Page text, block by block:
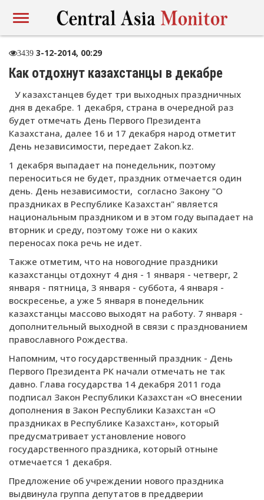
3439 3-12-2014, 00:29
Как отдохнут казахстанцы в декабре
У казахстанцев будет три выходных праздничных
дня в декабре. 1 декабря, страна в очередной раз
будет отмечать День Первого Президента
Казахстана, далее 16 и 17 декабря народ отметит
День независимости, передает Zakon.kz.
1 декабря выпадает на понедельник, поэтому
переноситься не будет, праздник отмечается один
день. День независимости, согласно Закону "О
праздниках в Республике Казахстан" является
национальным праздником и в этом году выпадает на
вторник и среду, поэтому тоже ни о каких
переносах пока речь не идет.
Также отметим, что на новогодние праздники
казахстанцы отдохнут 4 дня - 1 января - четверг, 2
января - пятница, 3 января - суббота, 4 января -
воскресенье, а уже 5 января в понедельник
казахстанцы массово выходят на работу. 7 января -
дополнительный выходной в связи с празднованием
православного Рождества.
Напомним, что государственный праздник - День
Первого Президента РК начали отмечать не так
давно. Глава государства 14 декабря 2011 года
подписал Закон Республики Казахстан «О внесении
дополнения в Закон Республики Казахстан «О
праздниках в Республике Казахстан», который
предусматривает установление нового
государственного праздника, который отныне
отмечается 1 декабря.
Предложение об учреждении нового праздника
выдвинула группа депутатов в преддверии